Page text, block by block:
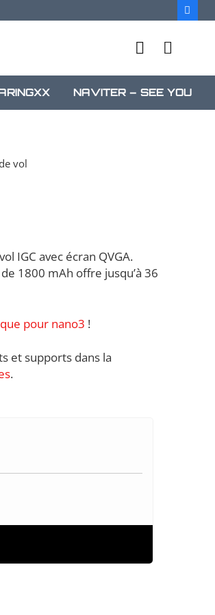
NAVITER – SEE YOU
vol
IGC avec écran QVGA.
1800 mAh offre jusqu’à 36
pour nano3 !
et supports dans la
.